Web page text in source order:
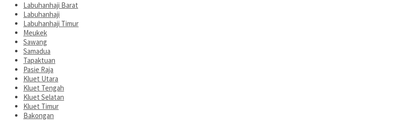
Labuhanhaji Barat
Labuhanhaji
Labuhanhaji Timur
Meukek
Sawang
Samadua
Tapaktuan
Pasie Raja
Kluet Utara
Kluet Tengah
Kluet Selatan
Kluet Timur
Bakongan